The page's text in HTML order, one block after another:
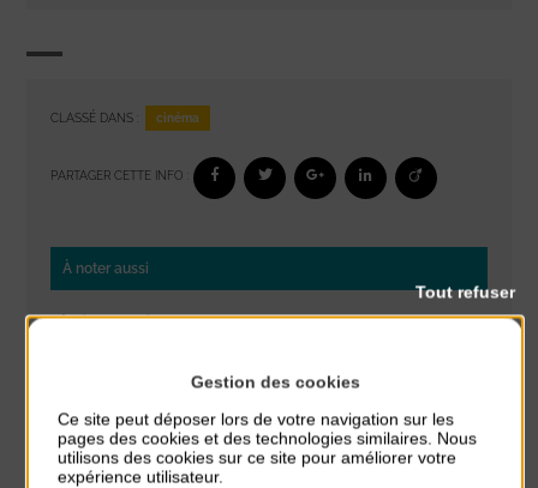
CLASSÉ DANS : cinéma
PARTAGER CETTE INFO :
À noter aussi
Réveil musculaire
Stretching
du 3 Août au 7 Août
Plage du passous
Gestion des cookies
Ce site peut déposer lors de votre navigation sur les
pages des cookies et des technologies similaires. Nous
utilisons des cookies sur ce site pour améliorer votre
expérience utilisateur.
Tout refuser